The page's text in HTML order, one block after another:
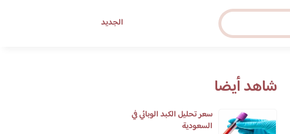
الجديد
شاهد أيضا
سعر تحليل الكبد الوبائي في
السعودية